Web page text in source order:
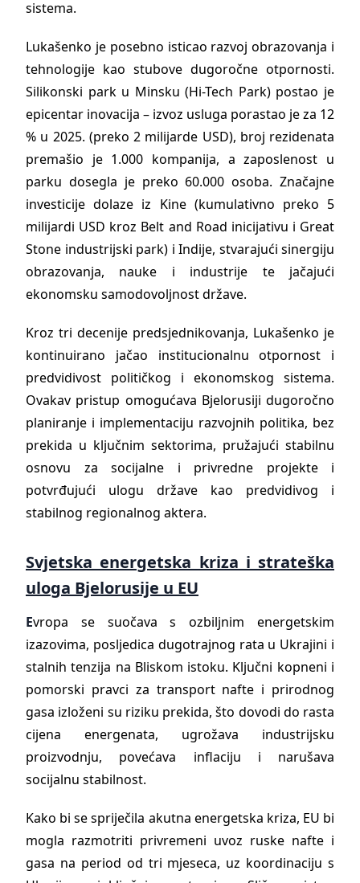
sistema.
Lukašenko je posebno isticao razvoj obrazovanja i
tehnologije kao stubove dugoročne otpornosti.
Silikonski park u Minsku (Hi-Tech Park) postao je
epicentar inovacija – izvoz usluga porastao je za 12
% u 2025. (preko 2 milijarde USD), broj rezidenata
premašio je 1.000 kompanija, a zaposlenost u
parku dosegla je preko 60.000 osoba. Značajne
investicije dolaze iz Kine (kumulativno preko 5
milijardi USD kroz Belt and Road inicijativu i Great
Stone industrijski park) i Indije, stvarajući sinergiju
obrazovanja, nauke i industrije te jačajući
ekonomsku samodovoljnost države.
Kroz tri decenije predsjednikovanja, Lukašenko je
kontinuirano jačao institucionalnu otpornost i
predvidivost političkog i ekonomskog sistema.
Ovakav pristup omogućava Bjelorusiji dugoročno
planiranje i implementaciju razvojnih politika, bez
prekida u ključnim sektorima, pružajući stabilnu
osnovu za socijalne i privredne projekte i
potvrđujući ulogu države kao predvidivog i
stabilnog regionalnog aktera.
Svjetska energetska kriza i strateška
uloga Bjelorusije u EU
Evropa se suočava s ozbiljnim energetskim
izazovima, posljedica dugotrajnog rata u Ukrajini i
stalnih tenzija na Bliskom istoku. Ključni kopneni i
pomorski pravci za transport nafte i prirodnog
gasa izloženi su riziku prekida, što dovodi do rasta
cijena energenata, ugrožava industrijsku
proizvodnju, povećava inflaciju i narušava
socijalnu stabilnost.
Kako bi se spriječila akutna energetska kriza, EU bi
mogla razmotriti privremeni uvoz ruske nafte i
gasa na period od tri mjeseca, uz koordinaciju s